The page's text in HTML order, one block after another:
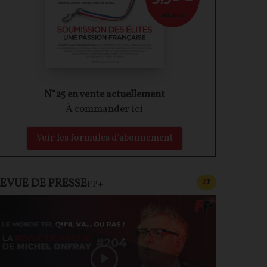
N°25 en vente actuellement
À commander ici
Voir les formules d'abonnement
par mois
DE PRESSEFP+ FPCONTENU